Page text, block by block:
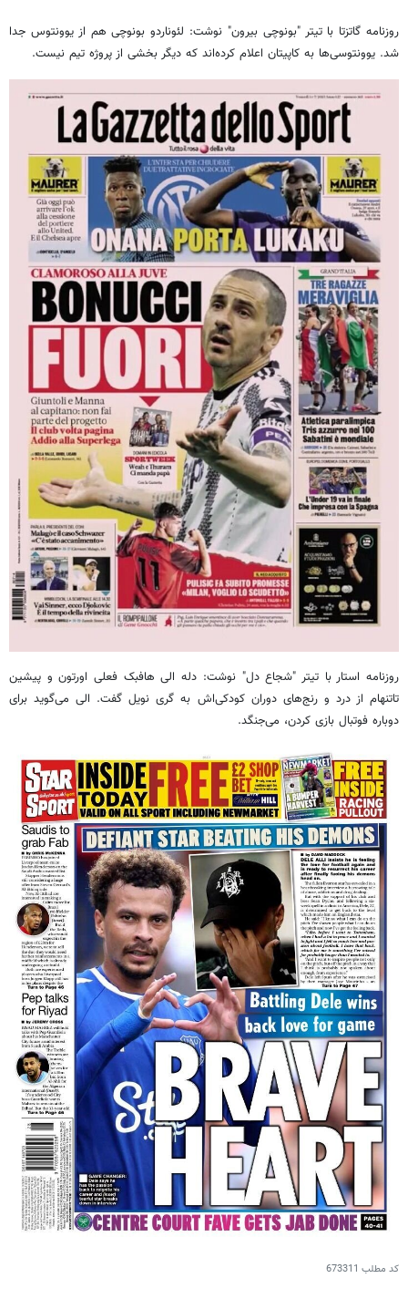
روزنامه گاتزتا با تیتر "بونوچی بیرون" نوشت: لئوناردو بونوچیهم از یوونتوس جدا
شد. یوونتوسی‌ها به کاپیتان اعلام کرده‌اند که دیگر بخشی از پروژه تیم نیست.
روزنامه استار با تیتر "شجاع دل" نوشت: دلهالی هافبک فعلی اورتون و پیشین
تاتنهام از درد و رنج‌های دوران کودکی‌اش به گری نویلگفت. الی می‌گوید برای
دوباره فوتبال بازی کردن، می‌جنگد.
کد مطلب 673311